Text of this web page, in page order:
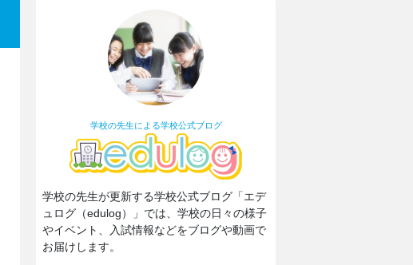
学校の先生による学校公式ブログ
学校の先生が更新する学校公式ブログ「エデ
ュログ（edulog）」では、学校の日々の様子
やイベント、入試情報などをブログや動画で
お届けします。